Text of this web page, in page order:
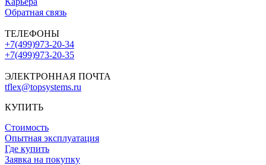
Обратная связь
ТЕЛЕФОНЫ
+7(499)973-20-34
+7(499)973-20-35
ЭЛЕКТРОННАЯ ПОЧТА
tflex@topsystems.ru
КУПИТЬ
Стоимость
Опытная эксплуатация
Где купить
Заявка на покупку